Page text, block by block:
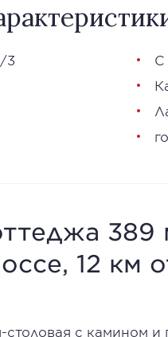
3
С
389
12 км
столовая с камином